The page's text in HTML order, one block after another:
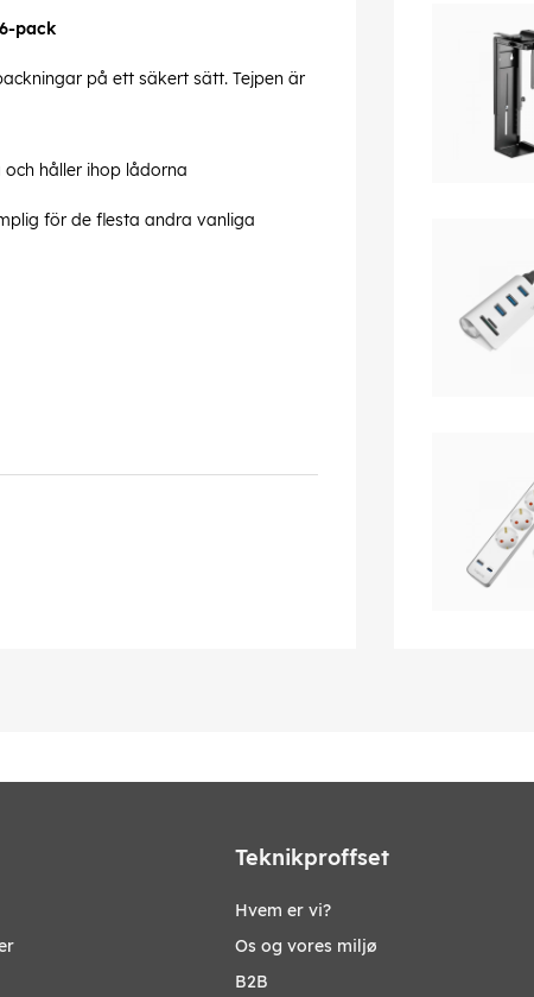
pack
på ett säkert sätt. Tejpen är
håller ihop lådorna
för de flesta andra vanliga
Teknikproffset
Hvem er vi?
Os og vores miljø
B2B